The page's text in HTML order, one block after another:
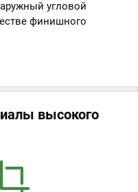
угловой
финишного
высокого